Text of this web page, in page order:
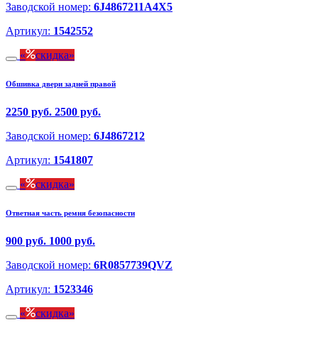
Заводской номер: 6J4867211A4X5
Артикул: 1542552
скидка
Обшивка двери задней правой
2250 руб. 2500 руб.
Заводской номер: 6J4867212
Артикул: 1541807
скидка
Ответная часть ремня безопасности
900 руб. 1000 руб.
Заводской номер: 6R0857739QVZ
Артикул: 1523346
скидка